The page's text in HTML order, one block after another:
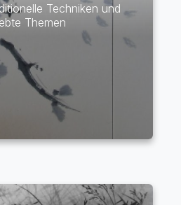
Techniken und
Themen